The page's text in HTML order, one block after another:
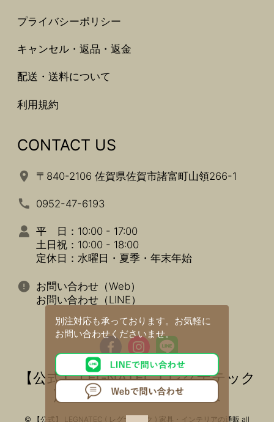
別注対応も承っております。 お気軽に
お問い合わせくださいませ。
プライバシーポリシー
キャンセル・返品・返金
配送・送料について
利用規約
CONTACT US
〒840-2106 佐賀県佐賀市諸富町山領266-1
0952-47-6193
平 日：10:00 - 17:00
土日祝：10:00 - 18:00
定休日：水曜日・夏季・年末年始
お問い合わせ（Web）
お問い合わせ（LINE）
【公式】 LEGNATEC ( レグナテック
) 家具・インテリアの通販
© 【公式】 LEGNATEC ( レグナテック ) 家具・インテリアの通販 all